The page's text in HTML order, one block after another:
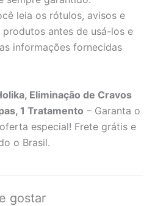
leia os rótulos, avisos e
antes de usá-los e
informações fornecidas
Eliminação de Cravos
1 Tratamento – Garanta o
especial! Frete grátis e
o Brasil.
gostar